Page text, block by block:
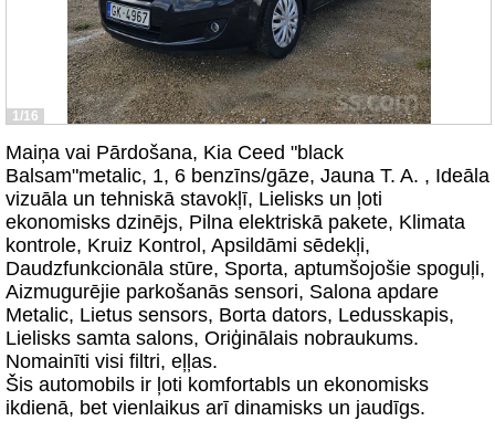
1/16
Maiņa vai Pārdošana, Kia Ceed "black
Balsam"metalic, 1, 6 benzīns/gāze, Jauna T. A. , Ideāla
vizuāla un tehniskā stavokļī, Lielisks un ļoti
ekonomisks dzinējs, Pilna elektriskā pakete, Klimata
kontrole, Kruiz Kontrol, Apsildāmi sēdekļi,
Daudzfunkcionāla stūre, Sporta, aptumšojošie spoguļi,
Aizmugurējie parkošanās sensori, Salona apdare
Metalic, Lietus sensors, Borta dators, Ledusskapis,
Lielisks samta salons, Oriģinālais nobraukums.
Nomainīti visi filtri, eļļas.
Šis automobils ir ļoti komfortabls un ekonomisks
ikdienā, bet vienlaikus arī dinamisks un jaudīgs.